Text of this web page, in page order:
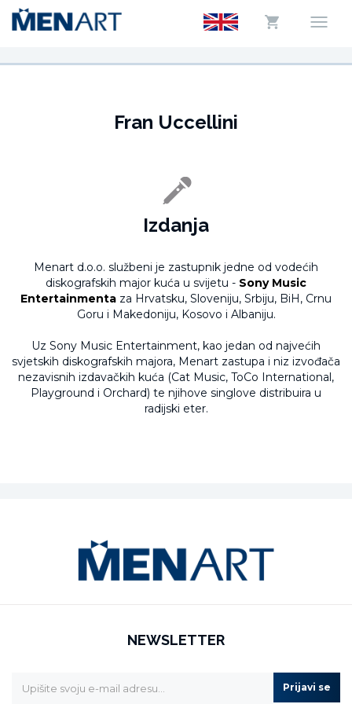
Fran Uccellini
Izdanja
Menart d.o.o. službeni je zastupnik jedne od vodećih
diskografskih major kuća u svijetu - Sony Music
Entertainmenta za Hrvatsku, Sloveniju, Srbiju, BiH, Crnu
Goru i Makedoniju, Kosovo i Albaniju.
Uz Sony Music Entertainment, kao jedan od najvećih
svjetskih diskografskih majora, Menart zastupa i niz izvođača
nezavisnih izdavačkih kuća (Cat Music, ToCo International,
Playground i Orchard) te njihove singlove distribuira u
radijski eter.
NEWSLETTER
Prijavi se